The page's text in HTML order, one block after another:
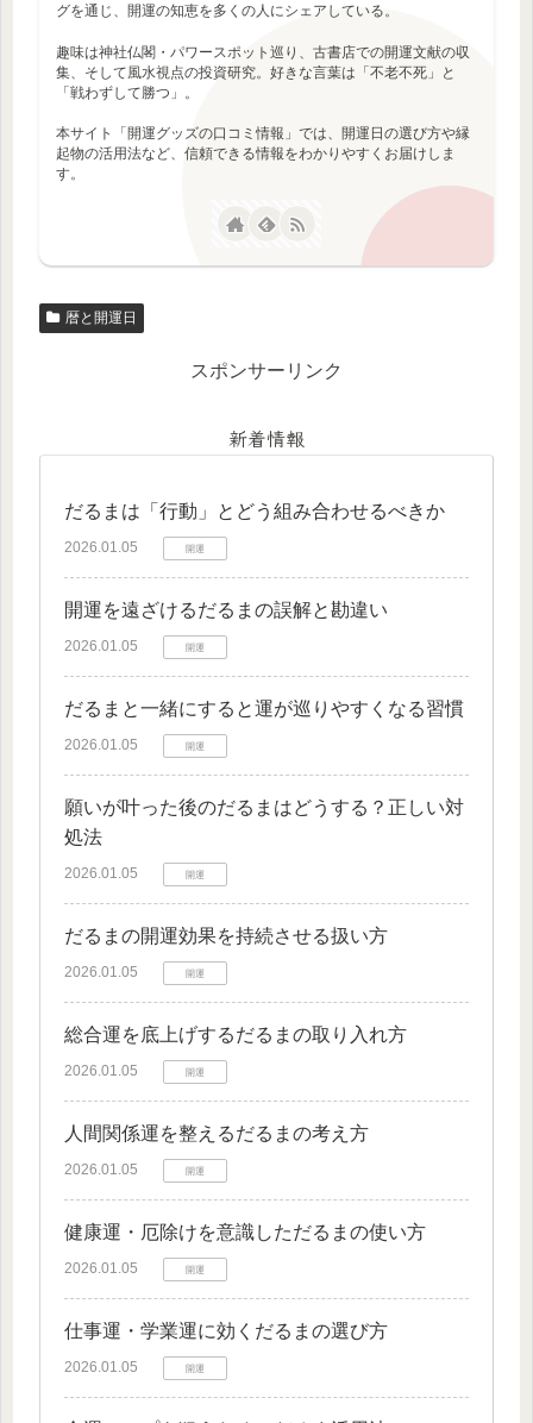
グを通じ、開運の知恵を多くの人にシェアしている。
趣味は神社仏閣・パワースポット巡り、古書店での開運文献の収
集、そして風水視点の投資研究。好きな言葉は「不老不死」と
「戦わずして勝つ」。
本サイト「開運グッズの口コミ情報」では、開運日の選び方や縁
起物の活用法など、信頼できる情報をわかりやすくお届けしま
す。
暦と開運日
スポンサーリンク
新着情報
だるまは「行動」とどう組み合わせるべきか
2026.01.05 開運
開運を遠ざけるだるまの誤解と勘違い
2026.01.05 開運
だるまと一緒にすると運が巡りやすくなる習慣
2026.01.05 開運
願いが叶った後のだるまはどうする？正しい対
処法
2026.01.05 開運
だるまの開運効果を持続させる扱い方
2026.01.05 開運
総合運を底上げするだるまの取り入れ方
2026.01.05 開運
人間関係運を整えるだるまの考え方
2026.01.05 開運
健康運・厄除けを意識しただるまの使い方
2026.01.05 開運
仕事運・学業運に効くだるまの選び方
2026.01.05 開運